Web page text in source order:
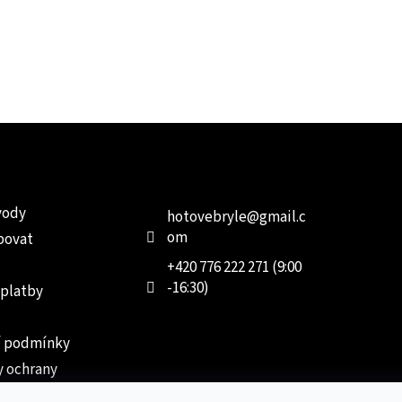
podmínky
ochrany
hotovebryle@gmail.c
om
+420 776 222 271 (9:00
-16:30)